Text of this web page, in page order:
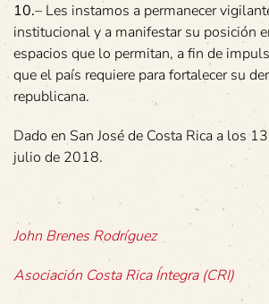
10.– Les instamos a permanecer
institucional y a manifestar su posición
espacios que lo permitan, a fin de
que el país requiere para fortalecer su
republicana.
Dado en San José de Costa Rica a los
julio de 2018.
John Brenes Rodríguez
Asociación Costa Rica Íntegra (CRI)